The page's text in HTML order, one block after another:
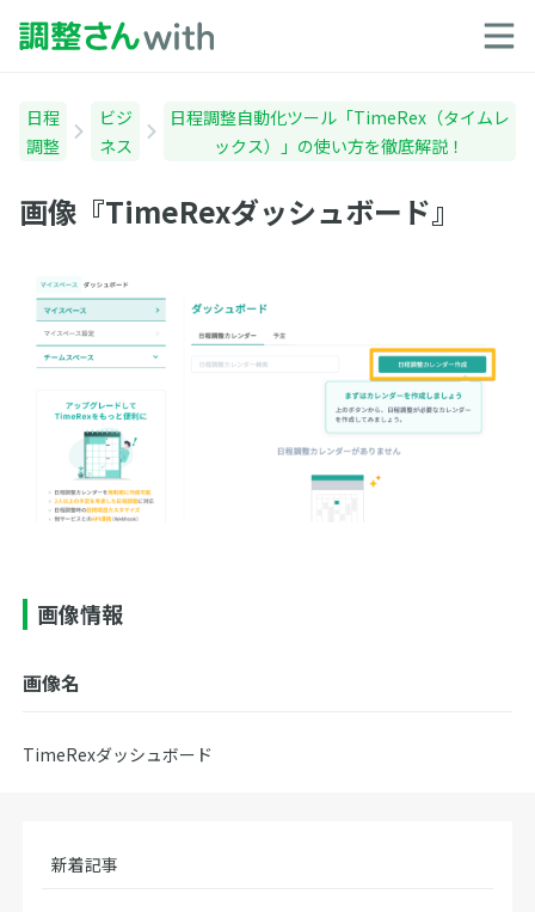
日程
調整
ビジ
ネス
日程調整自動化ツール「TimeRex（タイムレ
ックス）」の使い方を徹底解説！
画像『TimeRexダッシュボード』
画像情報
画像名
TimeRexダッシュボード
新着記事